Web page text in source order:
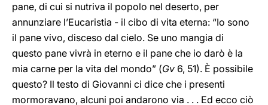
pane, di cui si nutriva il popolo nel deserto, per
annunziare l’Eucaristia - il cibo di vita eterna: “Io sono
il pane vivo, disceso dal cielo. Se uno mangia di
questo pane vivrà in eterno e il pane che io darò è la
mia carne per la vita del mondo” (Gv 6, 51). È possibile
questo? Il testo di Giovanni ci dice che i presenti
mormoravano, alcuni poi andarono via . . . Ed ecco ciò